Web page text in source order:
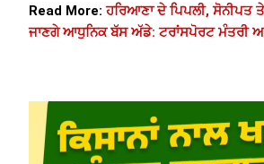
Read More:ਹਰਿਆਣਾ ਦੇ ਪਿਪਲੀ, ਸੋਨੀਪਤ
ਜਾਣਗੇ ਆਧੁਨਿਕ ਬੱਸ ਅੱਡੇ: ਟਰਾਂਸਪੋਰਟ ਮੰਤਰੀ